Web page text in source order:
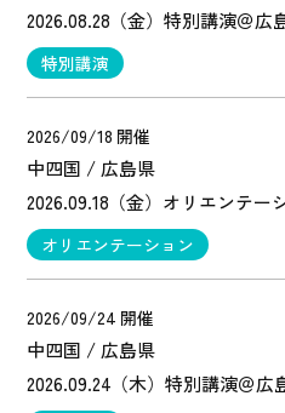
2026.08.28（金）特別講演＠広
特別講演
2026/09/18 開催
中四国 / 広島県
2026.09.18（金）オリエンテー
オリエンテーション
2026/09/24 開催
中四国 / 広島県
2026.09.24（木）特別講演＠広